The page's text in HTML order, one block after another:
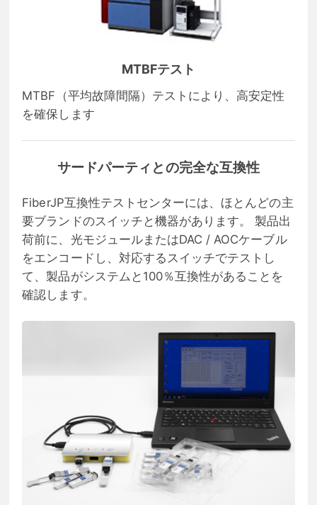
MTBFテスト
MTBF（平均故障間隔）テストにより、高安定性
を確保します
サードパーティとの完全な互換性
FiberJP互換性テストセンターには、ほとんどの主
要ブランドのスイッチと機器があります。 製品出
荷前に、光モジュールまたはDAC / AOCケーブル
をエンコードし、対応するスイッチでテストし
て、製品がシステムと100％互換性があることを
確認します。